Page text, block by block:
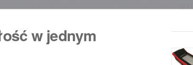
w jednym